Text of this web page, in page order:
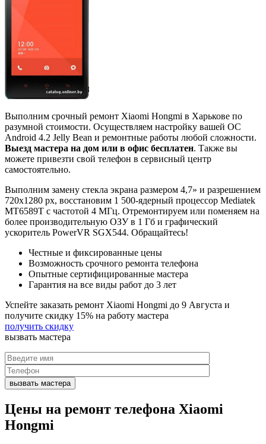
Выполним срочный ремонт Xiaomi Hongmi в Харькове по
разумной стоимости. Осуществляем настройку вашей ОС
Android 4.2 Jelly Bean и ремонтные работы любой сложности.
Выезд мастера на дом или в офис бесплатен. Также вы
можете привезти свой телефон в сервисный центр
самостоятельно.
Выполним замену стекла экрана размером 4,7» и разрешением
720x1280 px, восстановим 1 500-ядерный процессор Mediatek
MT6589T с частотой 4 МГц. Отремонтируем или поменяем на
более производительную ОЗУ в 1 Гб и графический
ускоритель PowerVR SGX544. Обращайтесь!
Честные и фиксированные цены
Возможность срочного ремонта телефона
Опытные сертифицированные мастера
Гарантия на все виды работ до 3 лет
Успейте заказать ремонт Xiaomi Hongmi до 9 Августа и
получите скидку 15% на работу мастера
получить скидку
вызвать мастера
Цены на ремонт телефона Xiaomi
Hongmi